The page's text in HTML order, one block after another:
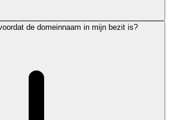
de domeinnaam in mijn bezit is?